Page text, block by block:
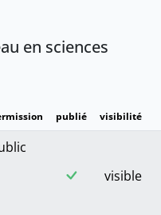
en sciences
publié visibilité
visible